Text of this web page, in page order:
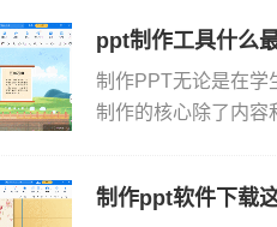
ppt制作工具什么
制作PPT无论是在学
制作的核心除了内容
制作ppt软件下载